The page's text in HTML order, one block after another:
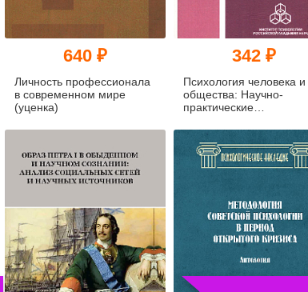
640 ₽
Личность профессионала
в современном мире
(уценка)
342 ₽
Психология человека и
общества: Научно-
практические